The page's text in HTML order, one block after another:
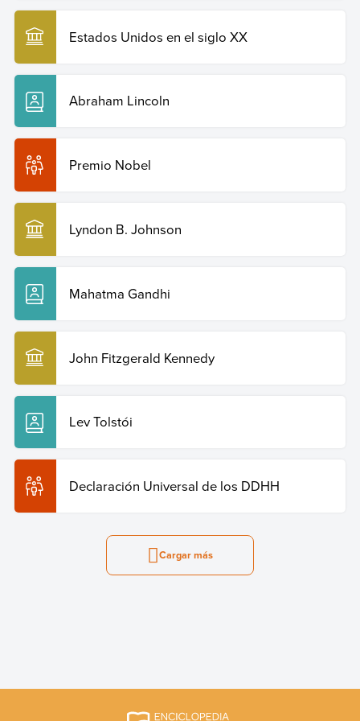
Estados Unidos en el siglo XX
Abraham Lincoln
Premio Nobel
Lyndon B. Johnson
Mahatma Gandhi
John Fitzgerald Kennedy
Lev Tolstói
Declaración Universal de los DDHH
Cargar más